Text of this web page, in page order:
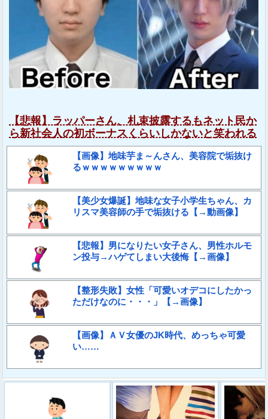
【悲報】ラッパーさん、札束披露するもネット民か
ら新社会人の初ボーナスくらいしかないと笑われる
【画像】地味芋ま～んさん、美容院で垢抜け
るｗｗｗｗｗｗｗｗｗ
【美少女爆誕】地味な女子小学生ちゃん、カ
リスマ美容師の手で垢抜ける【→動画像】
【悲報】男になりたい女子さん、男性ホルモ
ン投与→ハゲてしまい大後悔【→画像】
【整形失敗】女性「可愛いオデコにしたかっ
ただけなのに・・・」【→画像】
【画像】ＡＶ女優のJK時代、めっちゃ可愛
い……